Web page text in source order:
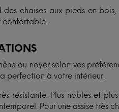
chaises aux pieds en
confortable.
ou noyer selon vos
perfection à votre intérieur.
résistante. Plus nobles et
Pour une assise très